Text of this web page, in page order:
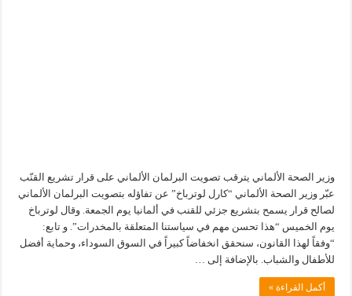
وزير الصحة الألماني يترقب تصويت البرلمان الألماني على قرار تشريع القنّب
عبّر وزير الصحة الألماني “كارل لوترباخ” عن تفاؤله بتصويت البرلمان الألماني
لصالح قرار يسمح بتشريع جزئي للقنب في ألمانيا يوم الجمعة. وقال لوترباخ
يوم الخميس “هذا تحسن مهم في سياستنا المتعلقة بالمخدرات”. و تابع:
“وفقاً لهذا القانون، سنحقق انخفاضاً كبيراً في السوق السوداء، وحماية أفضل
للأطفال والشباب. بالإضافة إلى …
أكمل القراءة »